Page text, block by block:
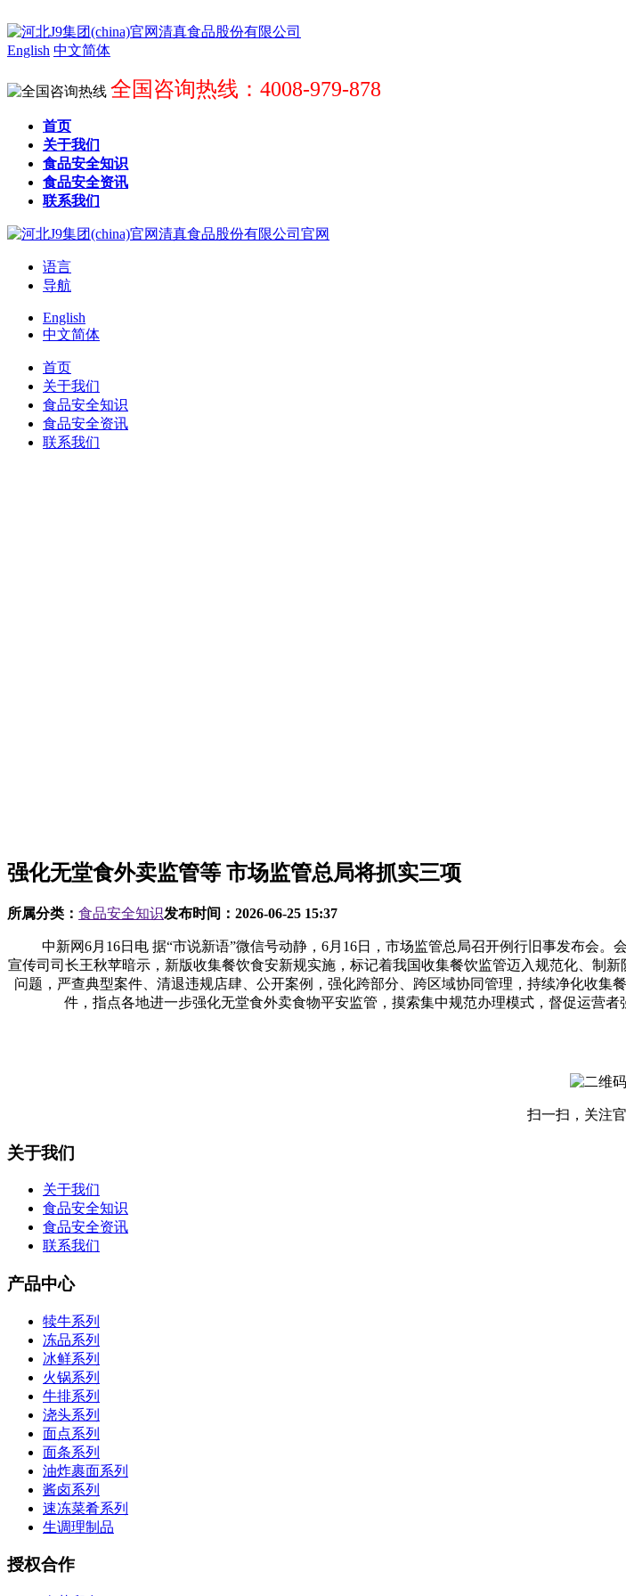
English 中文简体
全国咨询热线：4008-979-878
首页
关于我们
食品安全知识
食品安全资讯
联系我们
语言
导航
English
中文简体
首页
关于我们
食品安全知识
食品安全资讯
联系我们
强化无堂食外卖监管等 市场监管总局将抓实三项
所属分类： 食品安全知识发布时间： 2026-06-25 15:37
中新网6月16日电 据“市说新语”微信号动静，6月16日，市场监管总局召开例行旧事发布会。
宣传司司长王秋苹暗示，新版收集餐饮食安新规实施，标记着我国收集餐饮监管迈入规范化、制
问题，严查典型案件、清退违规店肆、公开案例，强化跨部分、跨区域协同管理，持续净化收
件，指点各地进一步强化无堂食外卖食物平安监管，摸索集中规范办理模式，督促运营
扫一扫，关注
关于我们
关于我们
食品安全知识
食品安全资讯
联系我们
产品中心
犊牛系列
冻品系列
冰鲜系列
火锅系列
牛排系列
浇头系列
面点系列
面条系列
油炸裹面系列
酱卤系列
速冻菜肴系列
生调理制品
授权合作